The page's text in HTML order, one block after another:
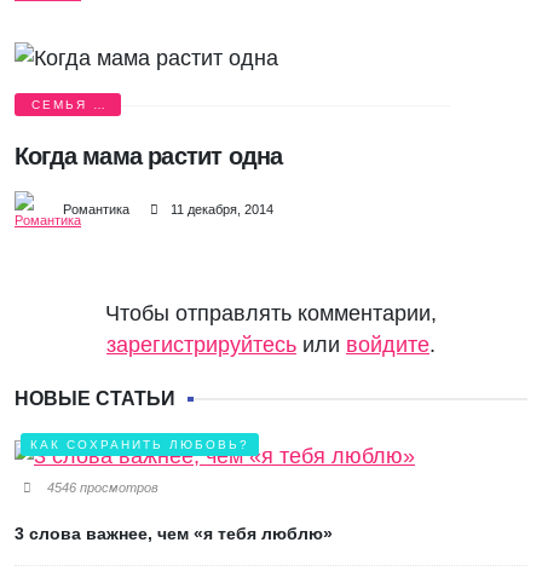
СЕМЬЯ И
Когда мама растит одна
Романтика 11 декабря, 2014
Чтобы отправлять комментарии,
зарегистрируйтесь или войдите.
НОВЫЕ СТАТЬИ
КАК СОХРАНИТЬ ЛЮБОВЬ?
4546 просмотров
3 слова важнее, чем «я тебя люблю»